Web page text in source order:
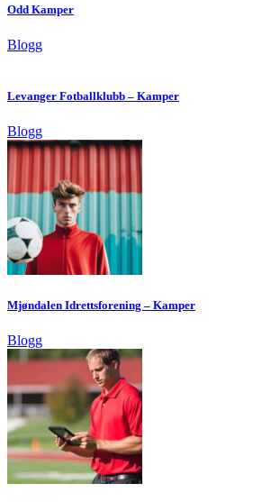
Odd Kamper
Blogg
Levanger Fotballklubb – Kamper
Blogg
Mjøndalen Idrettsforening – Kamper
Blogg